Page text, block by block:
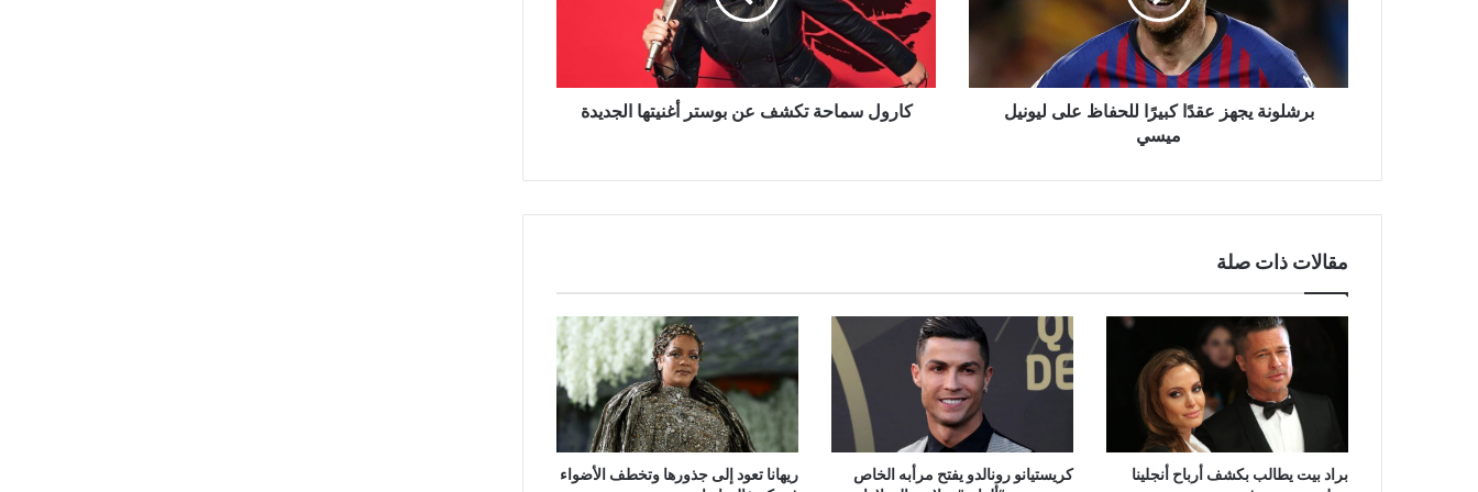
برشلونة يجهز عقدًا كبيرًا للحفاظ على ليونيل
ميسي
أغنيتها
الجديدة
كارول سماحة تكشف عن بوستر أغنيتها الجديدة
مقالات ذات صلة
براد بيت يطالب بكشف أرباح أنجلينا
كريستيانو رونالدو يفتح مرأبه الخاص
ريهانا تعود إلى جذورها وتخطف الأضواء